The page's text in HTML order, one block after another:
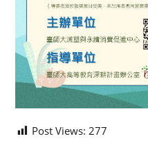
Post Views: 277